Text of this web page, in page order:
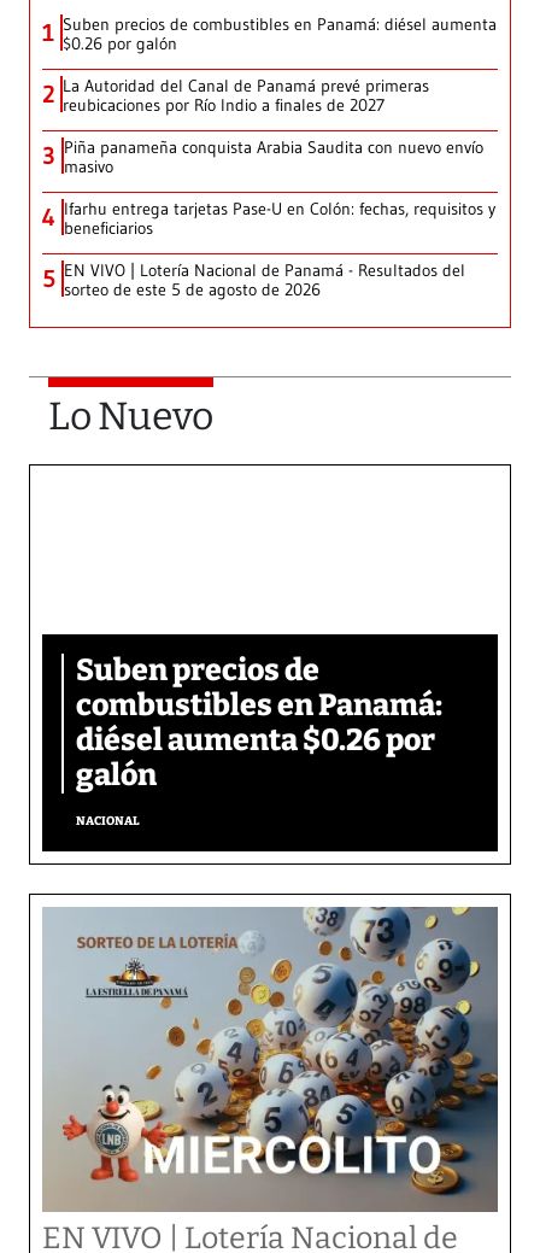
1 Suben precios de combustibles en Panamá: diésel aumenta
$0.26 por galón
2 La Autoridad del Canal de Panamá prevé primeras
reubicaciones por Río Indio a finales de 2027
3 Piña panameña conquista Arabia Saudita con nuevo envío
masivo
4 Ifarhu entrega tarjetas Pase-U en Colón: fechas, requisitos y
beneficiarios
5 EN VIVO | Lotería Nacional de Panamá - Resultados del
sorteo de este 5 de agosto de 2026
Lo Nuevo
Suben precios de
combustibles en Panamá:
diésel aumenta $0.26 por
galón
NACIONAL
EN VIVO | Lotería Nacional de